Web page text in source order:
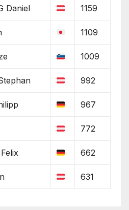
Daniel 1159
1109
1009
992
967
772
662
631